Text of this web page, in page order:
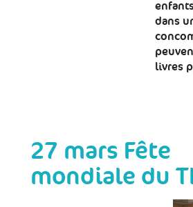
dans
livres
27 mars Fête
mondiale du